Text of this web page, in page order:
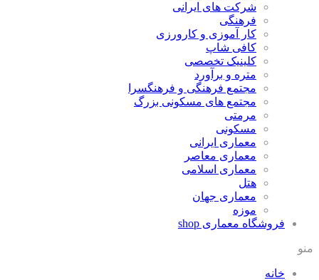
شرکت های ایرانی
فرهنگی
کار آموزی و کارورزی
کافی شاپ
کلینیک تخصصی
متره و برآورد
مجتمع فرهنگی و فرهنگسرا
مجتمع های مسکونی بزرگ
مرمتی
مسکونی
معماری ایرانی
معماری معاصر
معماری اسلامی
هتل
معماری جهان
موزه
فروشگاه معماری shop
منو
خانه